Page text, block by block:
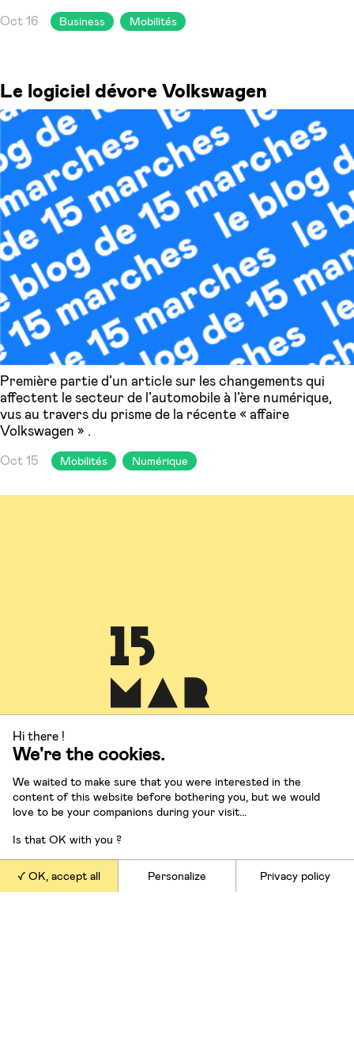
Oct 16 Business Mobilités
Le logiciel dévore Volkswagen
Première partie d’un article sur les changements qui
affectent le secteur de l’automobile à l’ère numérique,
vus au travers du prisme de la récente « affaire
Volkswagen » .
Oct 15 Mobilités Numérique
Contactez-nous
info@15marches.fr
Suivez-nous
Hi there !
We're the cookies.
We waited to make sure that you were interested in the
content of this website before bothering you, but we would
love to be your companions during your visit...
Is that OK with you ?
OK, accept all Personalize Privacy policy